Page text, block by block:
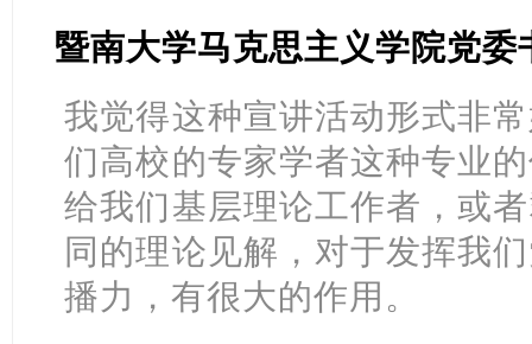
暨南大学马克思主义学院党
我觉得这种宣讲活动形式非
们高校的专家学者这种专业
给我们基层理论工作者，或
同的理论见解，对于发挥我
播力，有很大的作用。